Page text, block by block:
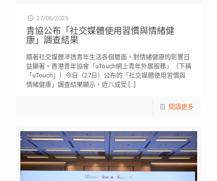
27/06/2025
青協公布「社交媒體使用習慣與情緒健
康」調查結果
隨著社交媒體滲透青年生活各個層面，對情緒健康的影響日
益顯著。香港青年協會「uTouch網上青年外展服務」（下稱
「uTouch」）今日（27日）公布的「社交媒體使用習慣與
情緒健康」調查結果顯示，近八成受 […]
閱讀更多